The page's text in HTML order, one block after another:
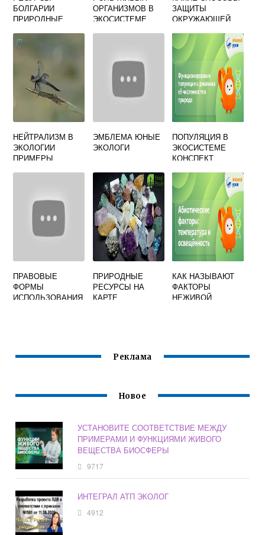
БОЛГАРИИ
ПРИРОДНЫЕ
ОРГАНИЗМОВ В
ЭКОСИСТЕМЕ
ЗАЩИТЫ
ОКРУЖАЮЩЕЙ
ЗАГРЯЗНЕНИЯ
ЯВЛЯЮТСЯ
НАИБОЛЕЕ
ЭФФЕКТИВНЫМИ
НЕЙТРАЛИЗМ В
ЭКОЛОГИИ
ПРИМЕРЫ
ЭМБЛЕМА ЮНЫЕ
ЭКОЛОГИ
ПОПУЛЯЦИЯ В
ЭКОСИСТЕМЕ
КОНСПЕКТ
ПРАВОВЫЕ
ФОРМЫ
ИСПОЛЬЗОВАНИЯ
ПРИРОДНЫЕ
РЕСУРСЫ НА
КАРТЕ
КАК НАЗЫВАЮТ
ФАКТОРЫ
НЕЖИВОЙ
Реклама
Новое
УСТАНОВИТЕ СООТВЕТСТВИЕ МЕЖДУ
ПРИМЕРАМИ И ФУНКЦИЯМИ ЖИВОГО
ВЕЩЕСТВА БИОСФЕРЫ
9717
ИНТЕГРАЛ АТП ЭКОЛОГ
4912